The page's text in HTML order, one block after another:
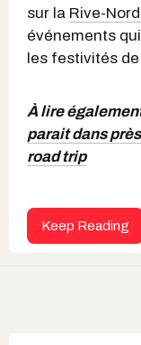
sur la Rive-
événements
les festivités de
À lire
parait dans
road trip
Keep Reading